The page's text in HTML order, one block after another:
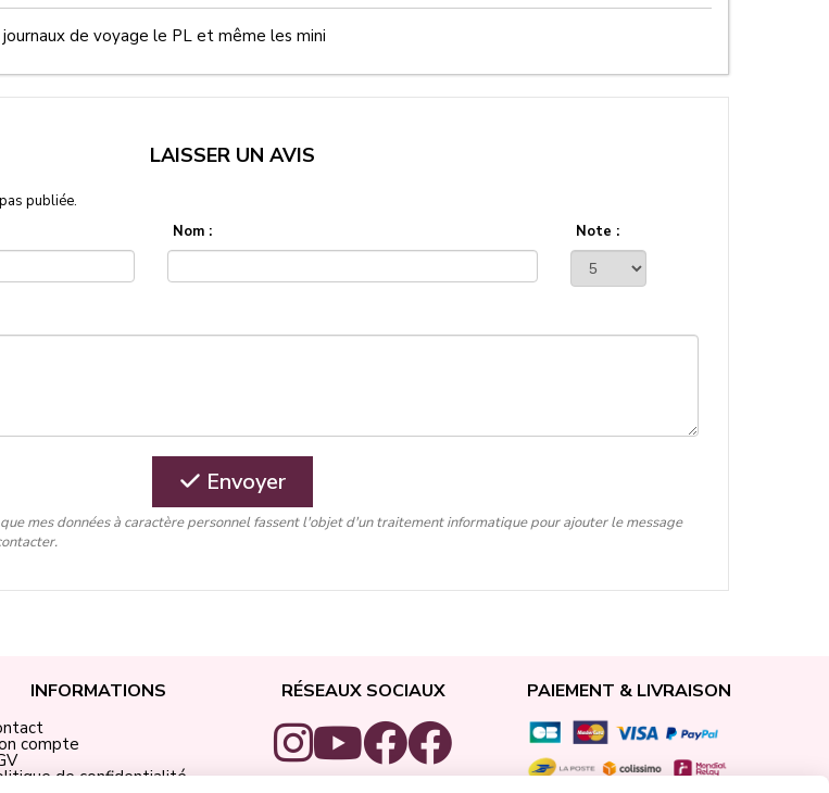
de voyage le PL et même les mini
LAISSER UN AVIS
publiée.
Nom : Note :
Envoyer
mes données à caractère personnel fassent l'objet d'un traitement informatique pour ajouter le message
INFORMATIONS
compte
de confidentialité
RÉSEAUX SOCIAUX PAIEMENT & LIVRAISON